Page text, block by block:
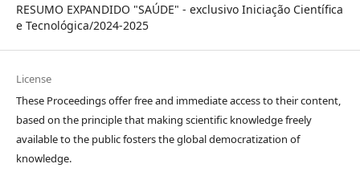
RESUMO EXPANDIDO "SAÚDE" - exclusivo Iniciação Científica
e Tecnológica/2024-2025
License
These Proceedings offer free and immediate access to their content,
based on the principle that making scientific knowledge freely
available to the public fosters the global democratization of
knowledge.